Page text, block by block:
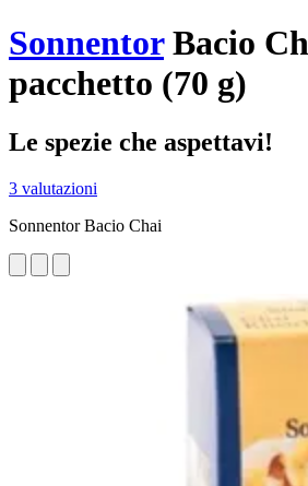
SonnentorBacio
pacchetto (70 g)
Le spezie che aspettavi!
3 valutazioni
Sonnentor Bacio Chai